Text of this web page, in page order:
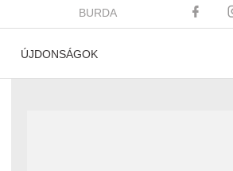
BURDA
ÚJDONSÁGOK